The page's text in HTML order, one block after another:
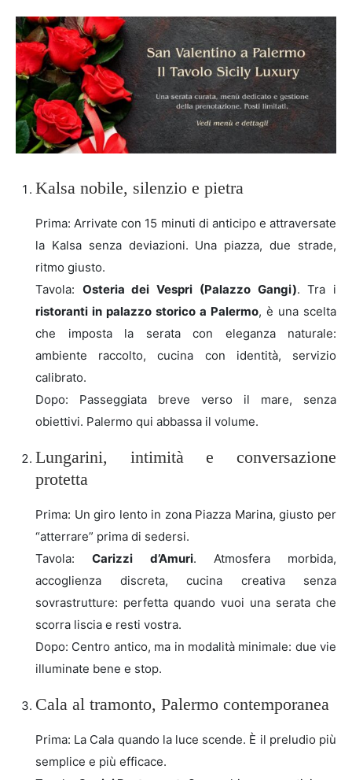
Kalsa nobile, silenzio e pietra
Prima: Arrivate con 15 minuti di anticipo e attraversate
la Kalsa senza deviazioni. Una piazza, due strade,
ritmo giusto.
Tavola: Osteria dei Vespri (Palazzo Gangi). Tra i
ristoranti in palazzo storico a Palermo, è una scelta
che imposta la serata con eleganza naturale:
ambiente raccolto, cucina con identità, servizio
calibrato.
Dopo: Passeggiata breve verso il mare, senza
obiettivi. Palermo qui abbassa il volume.
Lungarini, intimità e conversazione
protetta
Prima: Un giro lento in zona Piazza Marina, giusto per
“atterrare” prima di sedersi.
Tavola:Carizzi d’Amuri. Atmosfera morbida,
accoglienza discreta, cucina creativa senza
sovrastrutture: perfetta quando vuoi una serata che
scorra liscia e resti vostra.
Dopo: Centro antico, ma in modalità minimale: due vie
illuminate bene e stop.
Cala al tramonto, Palermo contemporanea
Prima: La Cala quando la luce scende. È il preludio più
semplice e più efficace.